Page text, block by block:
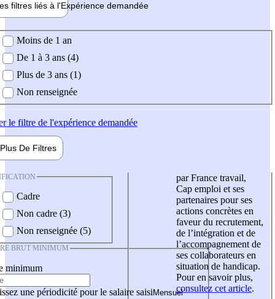
filtres liés à l'Expérience demandée
demandée
Moins de 1 an
De 1 à 3 ans (4)
Plus de 3 ans (1)
Non renseignée
le filtre de l'expérience demandée
Plus De Filtres
Cadre
Non cadre (3)
Non renseignée (5)
BRUT MINIMUM
minimum
une périodicité pour le salaire saisi
par France travail,
Cap emploi et ses
partenaires pour ses
actions concrètes en
faveur du recrutement,
de l’intégration et de
l’accompagnement de
ses collaborateurs en
situation de handicap.
Pour en savoir plus,
consultez cet article.